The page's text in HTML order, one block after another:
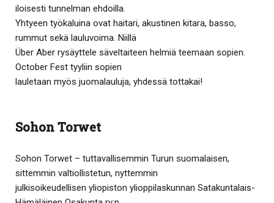
iloisesti tunnelman ehdoilla.
Yhtyeen työkaluina ovat haitari, akustinen kitara, basso,
rummut sekä lauluvoima. Niillä
Über Aber rysäyttele säveltaiteen helmiä teemaan sopien.
October Fest tyyliin sopien
lauletaan myös juomalauluja, yhdessä tottakai!
Sohon Torwet
Sohon Torwet – tuttavallisemmin Turun suomalaisen,
sittemmin valtiollistetun, nyttemmin
julkisoikeudellisen yliopiston ylioppilaskunnan Satakuntalais-